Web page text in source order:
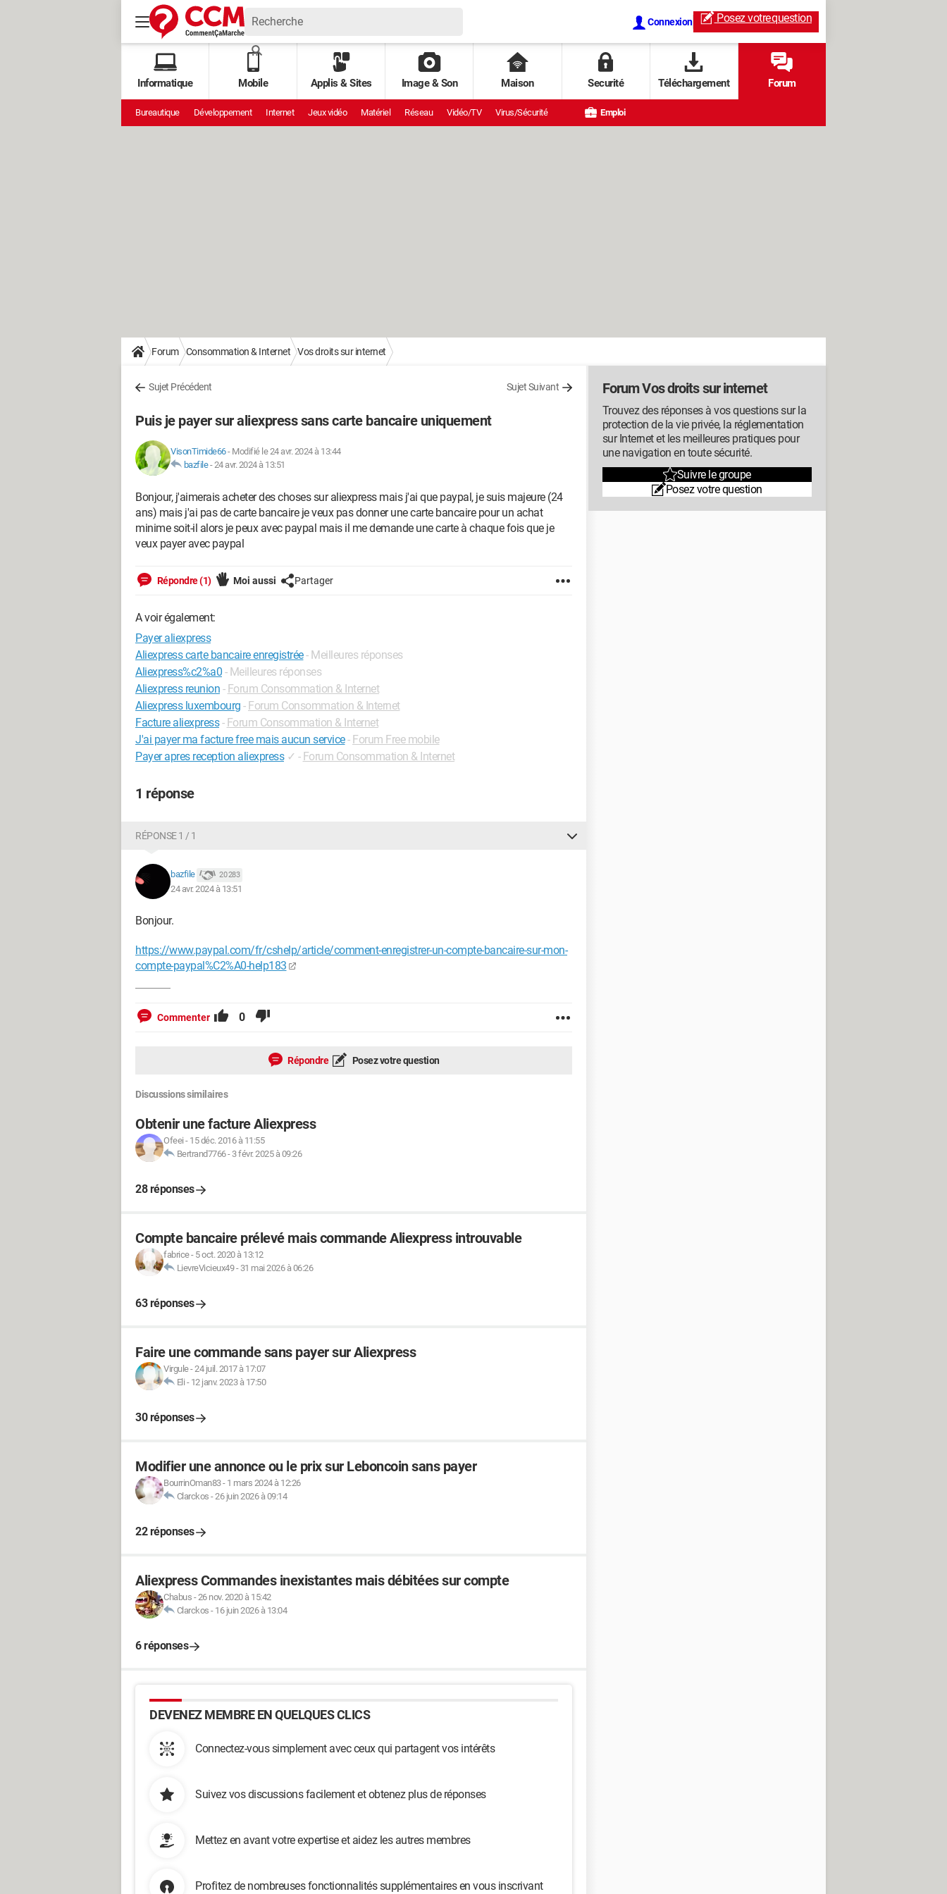
Connexion Posez votrequestion
Informatique Mobile Applis & Sites Image & Son Maison Securité Téléchargement Forum
Bureautique Développement Internet Jeux vidéo Matériel Réseau Vidéo/TV Virus/Sécurité Emploi
Forum Consommation & Internet Vos droits sur internet
Sujet Précédent Sujet Suivant
Puis je payer sur aliexpress sans carte bancaire uniquement
VisonTimide66- Modifié le 24 avr. 2024 à 13:44
bazfile-24 avr. 2024 à 13:51
Bonjour, j'aimerais acheter des choses sur aliexpress mais j'ai que paypal, je suis majeure (24
ans) mais j'ai pas de carte bancaire je veux pas donner une carte bancaire pour un achat
minime soit-il alors je peux avec paypal mais il me demande une carte à chaque fois que je
veux payer avec paypal
Répondre (1) Moi aussi Partager
A voir également:
Payer aliexpress
Aliexpress carte bancaire enregistrée- Meilleures réponses
Aliexpress%c2%a0 - Meilleures réponses
Aliexpress reunion - Forum Consommation & Internet
Aliexpress luxembourg - Forum Consommation & Internet
Facture aliexpress - Forum Consommation & Internet
J'ai payer ma facture free mais aucun service- Forum Free mobile
Payer apres reception aliexpress ✓ - Forum Consommation & Internet
1 réponse
RÉPONSE 1 / 1
bazfile 20 283
24 avr. 2024 à 13:51
Bonjour.
https://www.paypal.com/fr/cshelp/article/comment-enregistrer-un-compte-bancaire-sur-mon-
compte-paypal%C2%A0-help183
Commenter 0
Répondre Posez votre question
Discussions similaires
Obtenir une facture Aliexpress
Ofeei - 15 déc. 2016 à 11:55
Bertrand7766- 3 févr. 2025 à 09:26
28 réponses
Compte bancaire prélevé mais commande Aliexpress introuvable
fabrice- 5 oct. 2020 à 13:12
LievreVicieux49- 31 mai 2026 à 06:26
63 réponses
Faire une commande sans payer sur Aliexpress
Virgule-24 juil. 2017 à 17:07
Eli - 12 janv. 2023 à 17:50
30 réponses
Modifier une annonce ou le prix sur Leboncoin sans payer
BourrinOman83- 1 mars 2024 à 12:26
Clarckos -26 juin 2026 à 09:14
22 réponses
Aliexpress Commandes inexistantes mais débitées sur compte
Chabus -26 nov. 2020 à 15:42
Clarckos - 16 juin 2026 à 13:04
6 réponses
DEVENEZ MEMBRE EN QUELQUES CLICS
Connectez-vous simplement avec ceux qui partagent vos intérêts
Suivez vos discussions facilement et obtenez plus de réponses
Mettez en avant votre expertise et aidez les autres membres
Profitez de nombreuses fonctionnalités supplémentaires en vous inscrivant
Forum Vos droits sur internet
Trouvez des réponses à vos questions sur la
protection de la vie privée, la réglementation
sur Internet et les meilleures pratiques pour
une navigation en toute sécurité.
Suivre le groupe
Posez votre question